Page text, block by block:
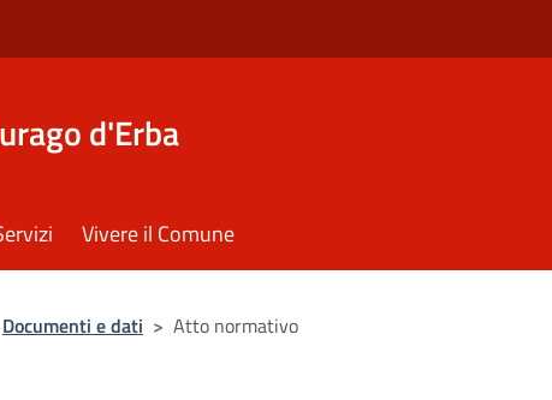
d'Erba
Vivere il Comune
Documenti e dati > Atto normativo